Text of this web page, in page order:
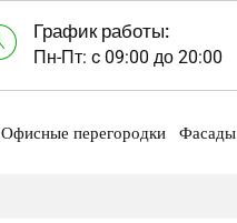
График работы:
Пн-Пт: c 09:00 до 20:00
Офисные перегородки Фасады